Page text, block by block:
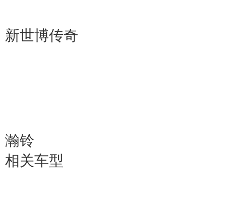
新世博传奇
瀚铃
相关车型